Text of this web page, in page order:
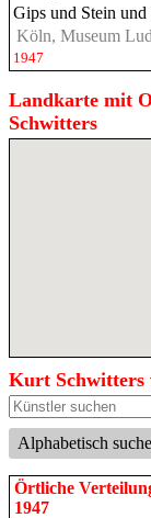
Gips und Stein und
Köln, Museum
1947
Landkarte mit
Schwitters
Kurt Schwitters
Alphabetisch
Örtliche
1947